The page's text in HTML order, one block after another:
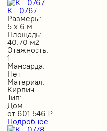
К - 0767
Размеры:
5 х 6 м
Площадь:
40.70 м2
Этажность:
1
Мансарда:
Нет
Материал:
Кирпич
Тип:
Дом
от 601 546 ₽
Подробнее